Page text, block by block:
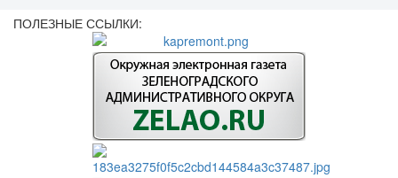
ПОЛЕЗНЫЕ ССЫЛКИ: